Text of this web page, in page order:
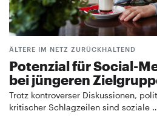
ÄLTERE IM NETZ ZURÜCKHALTEND
Potenzial für Social-
bei jüngeren
Trotz kontroverser Diskussionen,
kritischer Schlagzeilen sind soziale